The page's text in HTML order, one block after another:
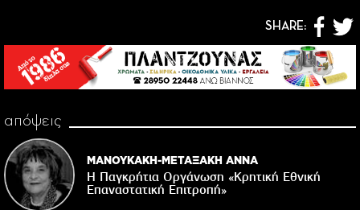
SHARE:
απόψεις
ΜΑΝΟΥΚΑΚΗ-ΜΕΤΑΞΑΚΗ ΑΝΝΑ
Η Παγκρήτια Οργάνωση «Κρητική Εθνική
Επαναστατική Eπιτροπή»